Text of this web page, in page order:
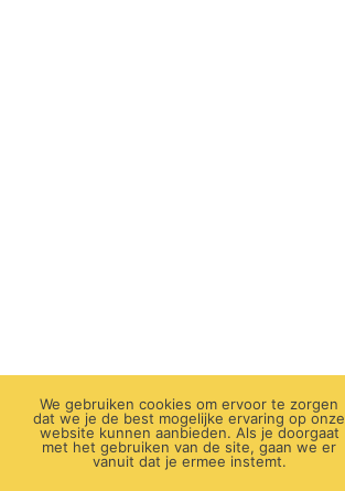
We gebruiken cookies om ervoor te zorgen
dat we je de best mogelijke ervaring op onze
website kunnen aanbieden. Als je doorgaat
met het gebruiken van de site, gaan we er
vanuit dat je ermee instemt.